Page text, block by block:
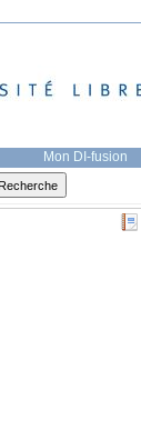
Mon DI-fusion